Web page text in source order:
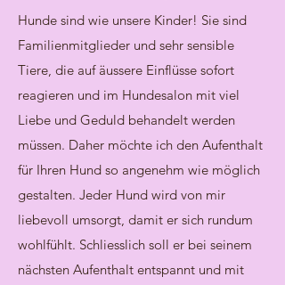
Hunde sind wie unsere Kinder! Sie sind
Familienmitglieder und sehr sensible
Tiere, die auf äussere Einflüsse sofort
reagieren und im Hundesalon mit viel
Liebe und Geduld behandelt werden
müssen. Daher möchte ich den Aufenthalt
für Ihren Hund so angenehm wie möglich
gestalten. Jeder Hund wird von mir
liebevoll umsorgt, damit er sich rundum
wohlfühlt. Schliesslich soll er bei seinem
nächsten Aufenthalt entspannt und mit